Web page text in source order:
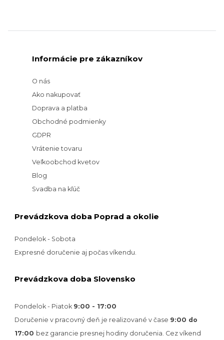
Informácie pre zákazníkov
O nás
Ako nakupovať
Doprava a platba
Obchodné podmienky
GDPR
Vrátenie tovaru
Veľkoobchod kvetov
Blog
Svadba na kľúč
Prevádzkova doba Poprad a okolie
Pondelok - Sobota
Expresné doručenie aj počas víkendu.
Prevádzkova doba Slovensko
Pondelok - Piatok 9:00 - 17:00
Doručenie v pracovný deň je realizované v čase 9:00 do
17:00 bez garancie presnej hodiny doručenia. Cez víkend